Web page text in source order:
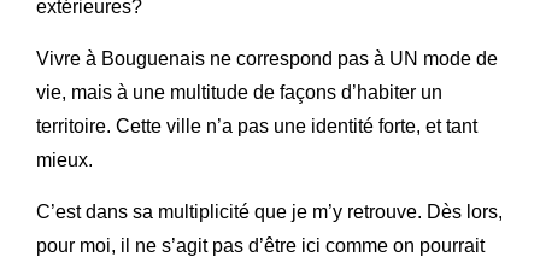
extérieures?
Vivre à Bouguenais ne correspond pas à UN mode de
vie, mais à une multitude de façons d’habiter un
territoire. Cette ville n’a pas une identité forte, et tant
mieux.
C’est dans sa multiplicité que je m’y retrouve. Dès lors,
pour moi, il ne s’agit pas d’être ici comme on pourrait